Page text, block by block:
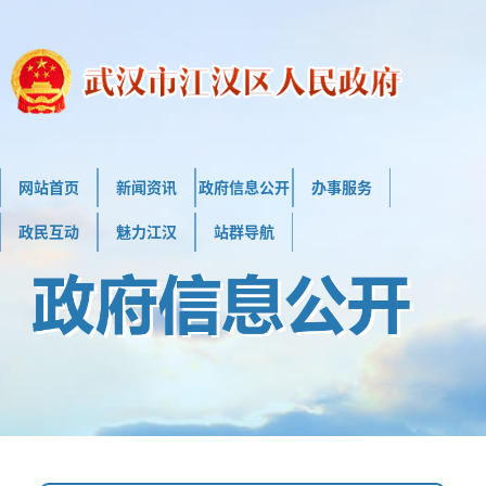
网站首页 新闻资讯 政府信息公开 办事服务
政民互动 魅力江汉 站群导航